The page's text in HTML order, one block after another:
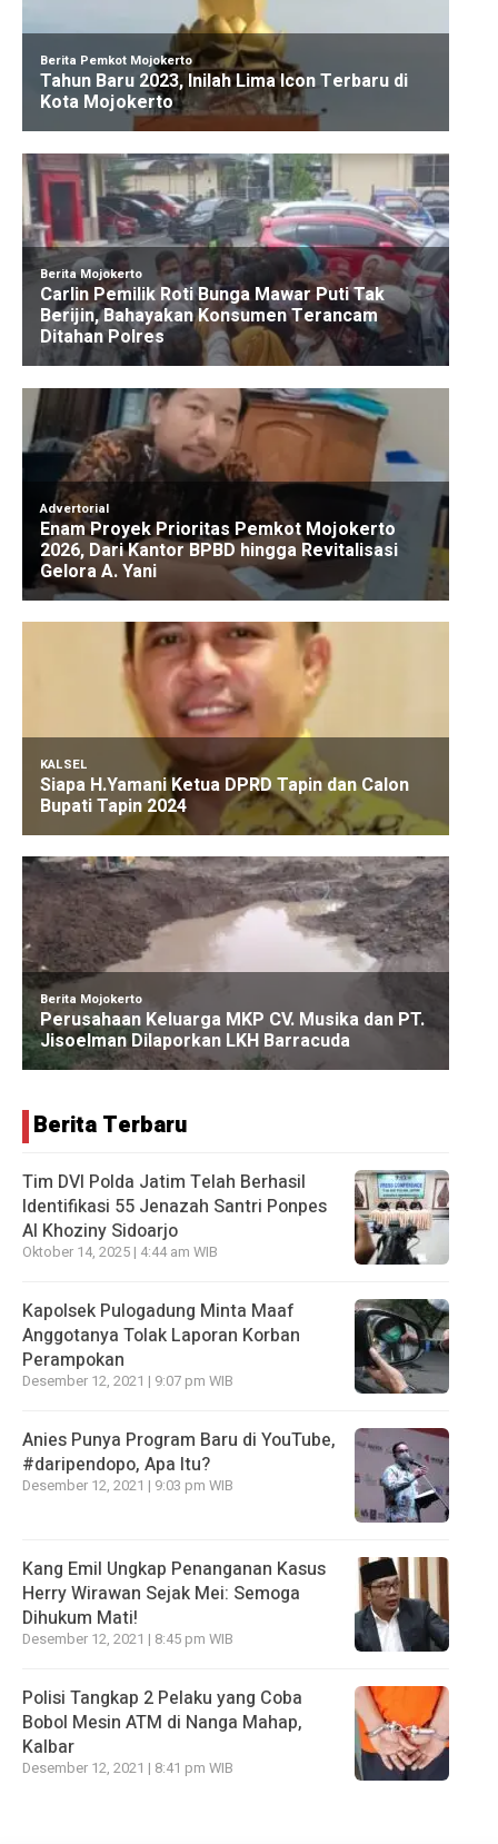
Berita Terbaru
Tim DVI Polda Jatim Telah Berhasil
Identifikasi 55 Jenazah Santri Ponpes
Al Khoziny Sidoarjo
Oktober 14, 2025 | 4:44 am WIB
Kapolsek Pulogadung Minta Maaf
Anggotanya Tolak Laporan Korban
Perampokan
Desember 12, 2021 | 9:07 pm WIB
Anies Punya Program Baru di YouTube,
#daripendopo, Apa Itu?
Desember 12, 2021 | 9:03 pm WIB
Kang Emil Ungkap Penanganan Kasus
Herry Wirawan Sejak Mei: Semoga
Dihukum Mati!
Desember 12, 2021 | 8:45 pm WIB
Polisi Tangkap 2 Pelaku yang Coba
Bobol Mesin ATM di Nanga Mahap,
Kalbar
Desember 12, 2021 | 8:41 pm WIB